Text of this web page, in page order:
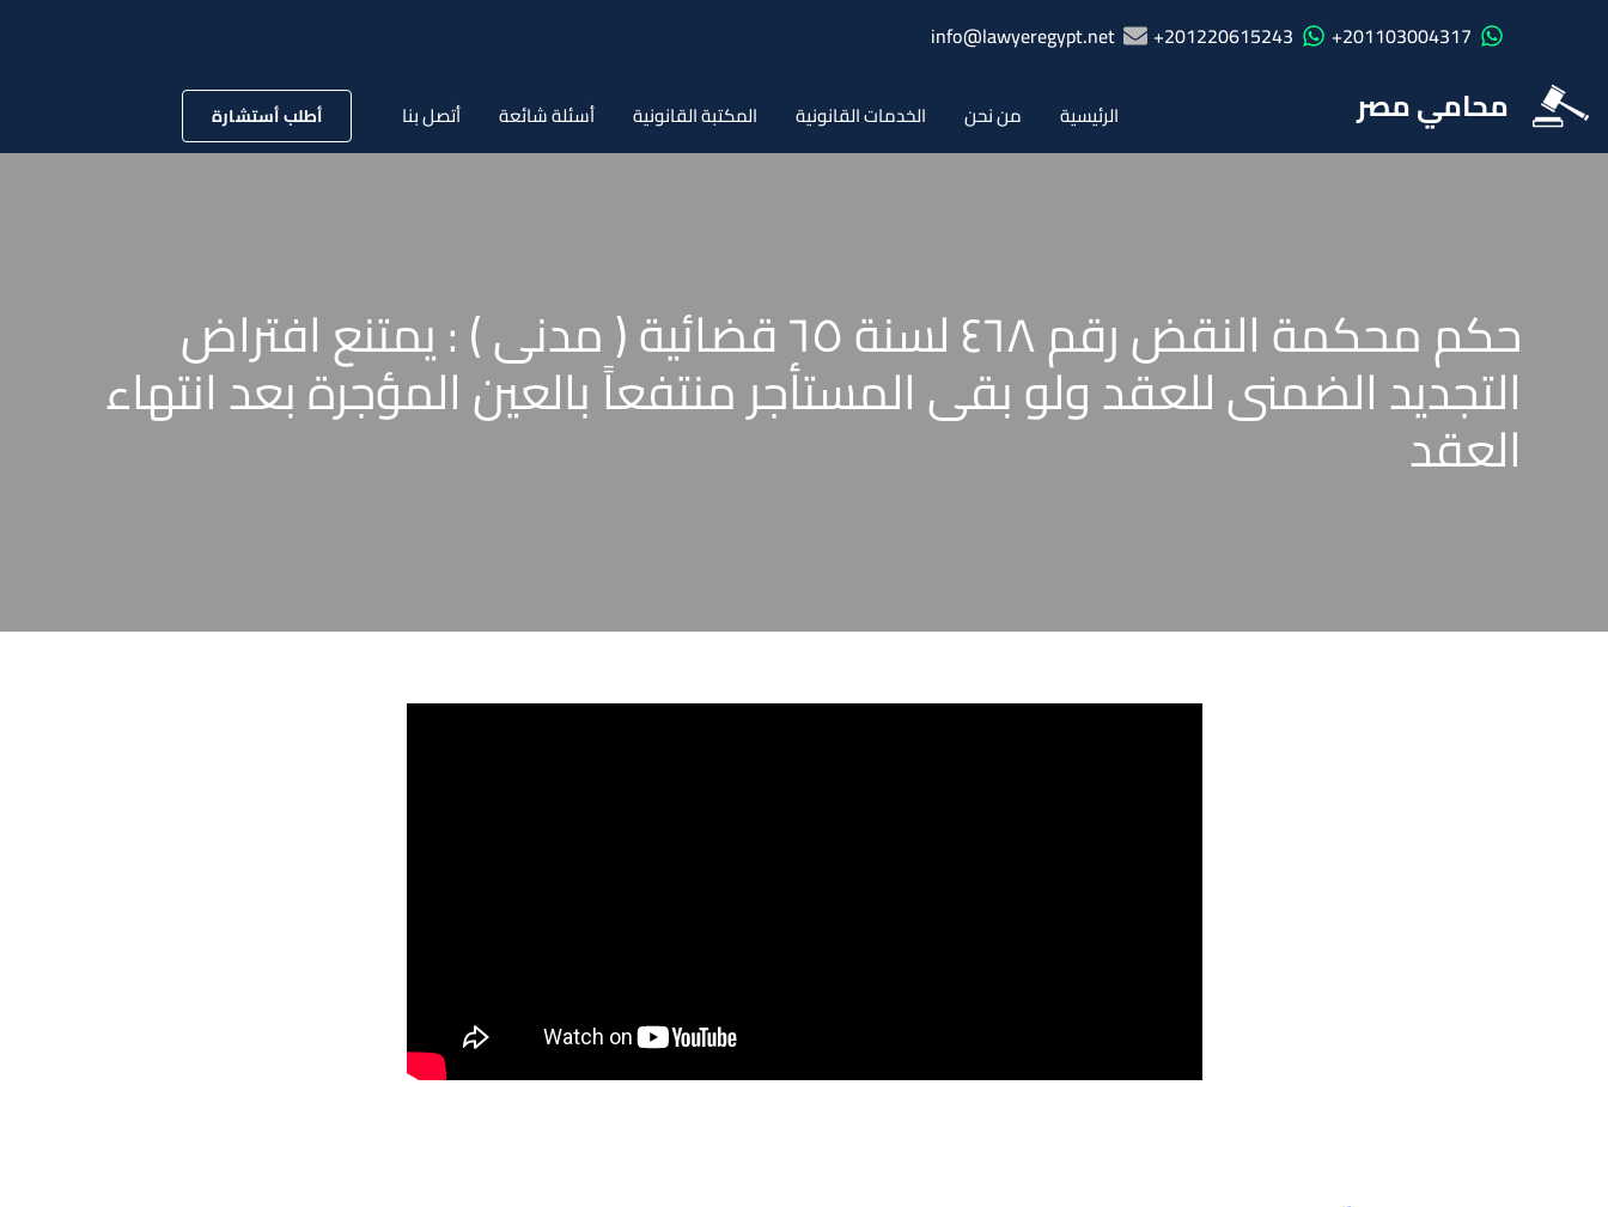
201103004317+
201220615243+
info@lawyeregypt.net
محامي مصر الرئيسية من نحن الخدمات القانونية المكتبة القانونية أسئلة شائعة أتصل بنا أطلب أستشارة
حكم محكمة النقض رقم ٤٦٨ لسنة ٦٥ قضائية ( مدنى ) : يمتنع افتراض
التجديد الضمنى للعقد ولو بقى المستأجر منتفعاً بالعين المؤجرة بعد انتهاء
العقد